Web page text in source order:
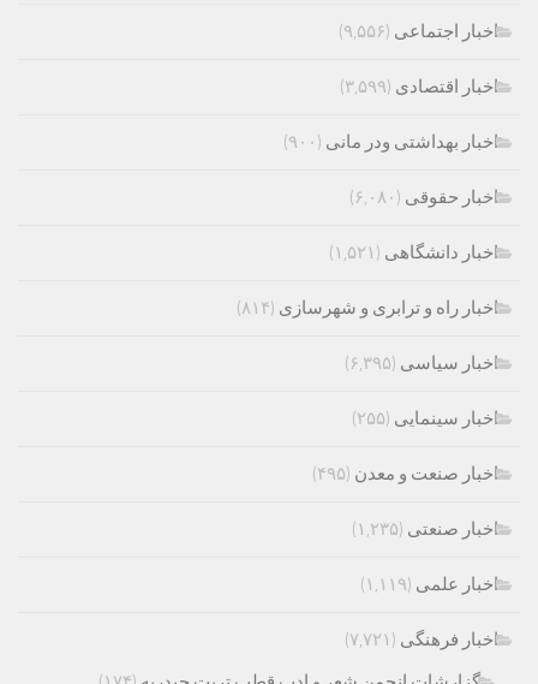
اخبار اجتماعی (۹,۵۵۶)
اخبار اقتصادی (۳,۵۹۹)
اخبار بهداشتی ودر مانی (۹۰۰)
اخبار حقوقی (۶,۰۸۰)
اخبار دانشگاهی (۱,۵۲۱)
اخبار راه و ترابری و شهرسازی (۸۱۴)
اخبار سیاسی (۶,۳۹۵)
اخبار سینمایی (۲۵۵)
اخبار صنعت و معدن (۴۹۵)
اخبار صنعتی (۱,۲۳۵)
اخبار علمی (۱,۱۱۹)
اخبار فرهنگی (۷,۷۲۱)